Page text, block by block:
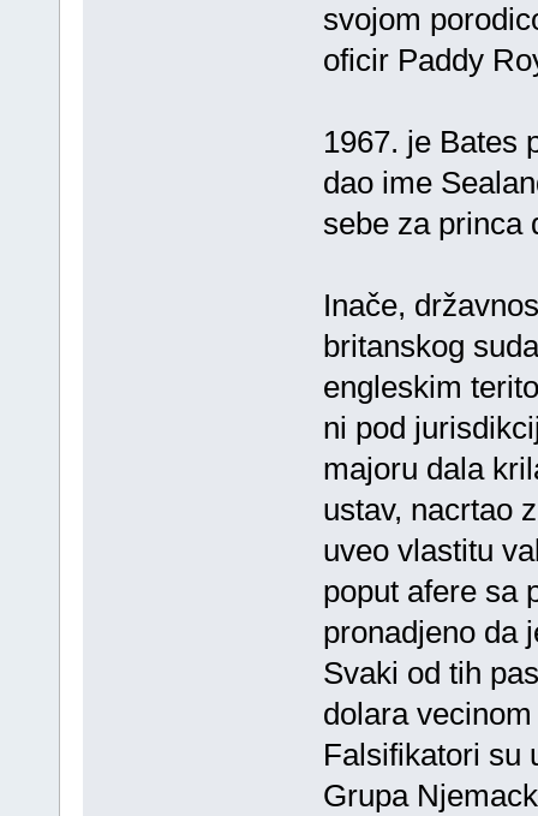
svojom
oficir Paddy
1967. je Bates
dao ime
sebe za princa
Inače,
britanskog
engleskim
ni pod
majoru dala
ustav, nacrtao
uveo vlastitu
poput afere sa
pronadjeno da
Svaki od tih
dolara
Falsifikatori su
Grupa